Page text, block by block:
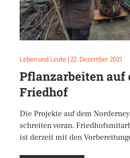
Leben und Leute | 22. Dezember 2021
Pflanzarbeiten auf
Friedhof
Die Projekte auf dem
schreiten voran.
ist derzeit mit den